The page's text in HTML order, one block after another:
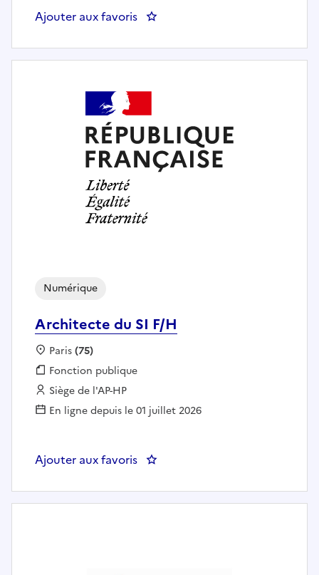
Ajouter aux favoris : RESPONSABLE DE LA
Architecte du SI F/H
Numérique
Localisation :
Paris(75)
Fonction publique :
Fonction publique
Employeur :
Siège de l'AP-HP
En ligne depuis le 01 juillet 2026
Ajouter aux favoris : Architecte du SI F/H